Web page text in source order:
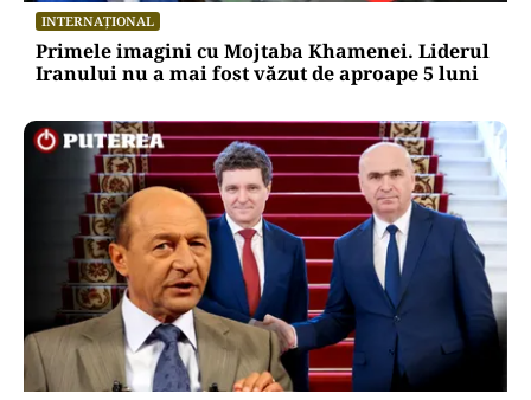
INTERNAȚIONAL
Primele imagini cu Mojtaba Khamenei. Liderul
Iranului nu a mai fost văzut de aproape 5 luni